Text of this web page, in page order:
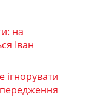
на
Іван